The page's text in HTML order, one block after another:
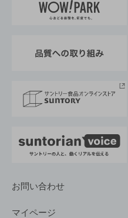
地域情報
サントリーサンバーズ大
サントリーが考えるサ
企業概要
採用情報
お問い合わせ
マイページ